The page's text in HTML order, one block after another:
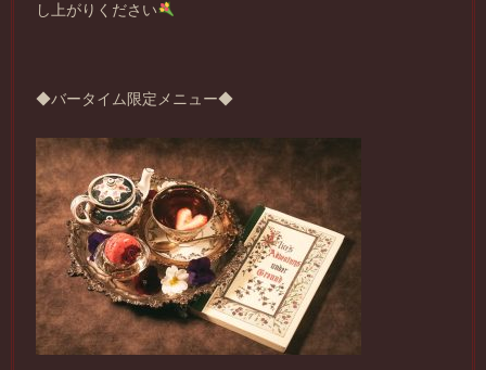
し上がりください
◆バータイム限定メニュー◆